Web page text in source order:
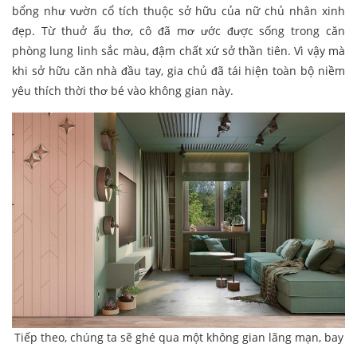
bổng như vườn cổ tích thuộc sở hữu của nữ chủ nhân xinh
đẹp. Từ thuở ấu thơ, cô đã mơ ước được sống trong căn
phòng lung linh sắc màu, đậm chất xứ sở thần tiên. Vì vậy mà
khi sở hữu căn nhà đầu tay, gia chủ đã tái hiện toàn bộ niềm
yêu thích thời thơ bé vào không gian này.
Tiếp theo, chúng ta sẽ ghé qua một không gian lãng mạn, bay